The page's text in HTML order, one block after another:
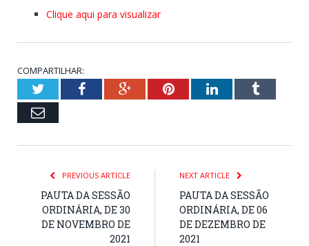
Clique aqui para visualizar
COMPARTILHAR:
TwitterFacebookGoogle+PinterestLinkedInTumblr
Email
PREVIOUS ARTICLE
PAUTA DA SESSÃO
ORDINÁRIA, DE 30
DE NOVEMBRO DE
2021
NEXT ARTICLE
PAUTA DA SESSÃO
ORDINÁRIA, DE 06
DE DEZEMBRO DE
2021